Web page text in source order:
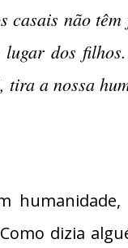
casais não
dos
a nossa
dizia